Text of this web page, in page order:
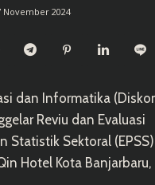
November 2024
dan Informatika
Reviu dan Evaluasi
Statistik Sektoral
Hotel Kota Banjarbaru,